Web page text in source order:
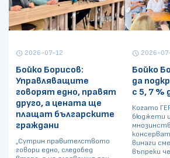
schedule 2026-07-12
Бойко Борисов:
Управляващите
говорят едно, правят
друго, а цената ще
плащат българските
граждани
„Сутрин правителството
говори едно, следобед
schedule 2026-
Бойко
да
с 5, 7
Когато
бюджети
винаги
въпреки